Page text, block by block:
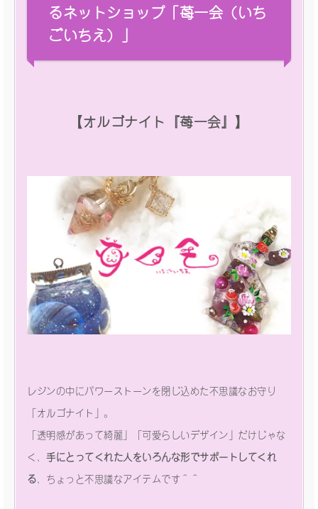
るネットショップ「苺一会（いち
ごいちえ）」
【オルゴナイト『苺一会』】
レジンの中にパワーストーンを閉じ込めた不思議なお守り
「オルゴナイト」。
「透明感があって綺麗」「可愛らしいデザイン」だけじゃな
く、 手にとってくれた人をいろんな形でサポートしてくれ
る 、ちょっと不思議なアイテムです＾＾